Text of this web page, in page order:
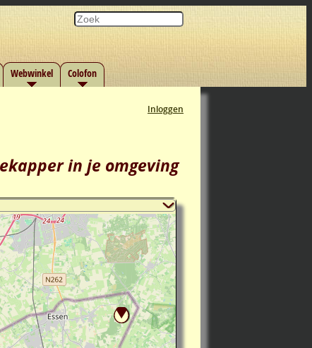
Webwinkel Colofon
Inloggen
in je omgeving